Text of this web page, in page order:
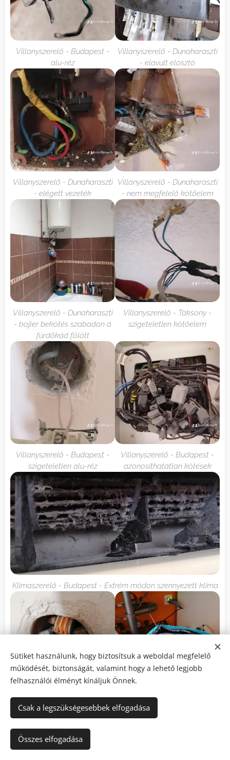
Villanyszerelő - Budapest -
alu-réz
Villanyszerelő - Dunaharaszti
- elavult elosztó
Villanyszerelő - Dunaharaszti
- elégett vezeték
Villanyszerelő - Dunaharaszti
- nem megfelelő kötőelem
Villanyszerelő - Dunaharaszti
- bojler bekötés szabadon a
fürdőkád fölött
Villanyszerelő - Taksony -
szigeteletlen kötőelem
Villanyszerelő - Budapest -
szigeteletlen alu-réz
Villanyszerelő - Budapest -
azonosíthatatlan kötések
Klímaszerelő - Budapest - Extrém módon szennyezett klíma
Villanyszerelő - Dunaharaszti
- Elégett kötőelem
Villanyszerelő - Budapest -
Hurokellenállás mérés
Sütiket használunk, hogy biztosítsuk a weboldal megfelelő
működését, biztonságát, valamint hogy a lehető legjobb
felhasználói élményt kínáljuk Önnek.
Csak a legszükségesebbek elfogadása
Összes elfogadása